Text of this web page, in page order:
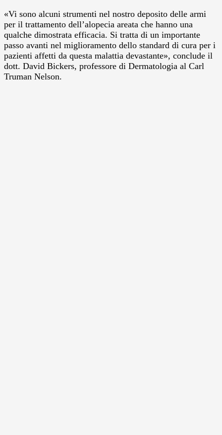
«Vi sono alcuni strumenti nel nostro deposito delle armi
per il trattamento dell’alopecia areata che hanno una
qualche dimostrata efficacia. Si tratta di un importante
passo avanti nel miglioramento dello standard di cura per i
pazienti affetti da questa malattia devastante», conclude il
dott. David Bickers, professore di Dermatologia al Carl
Truman Nelson.